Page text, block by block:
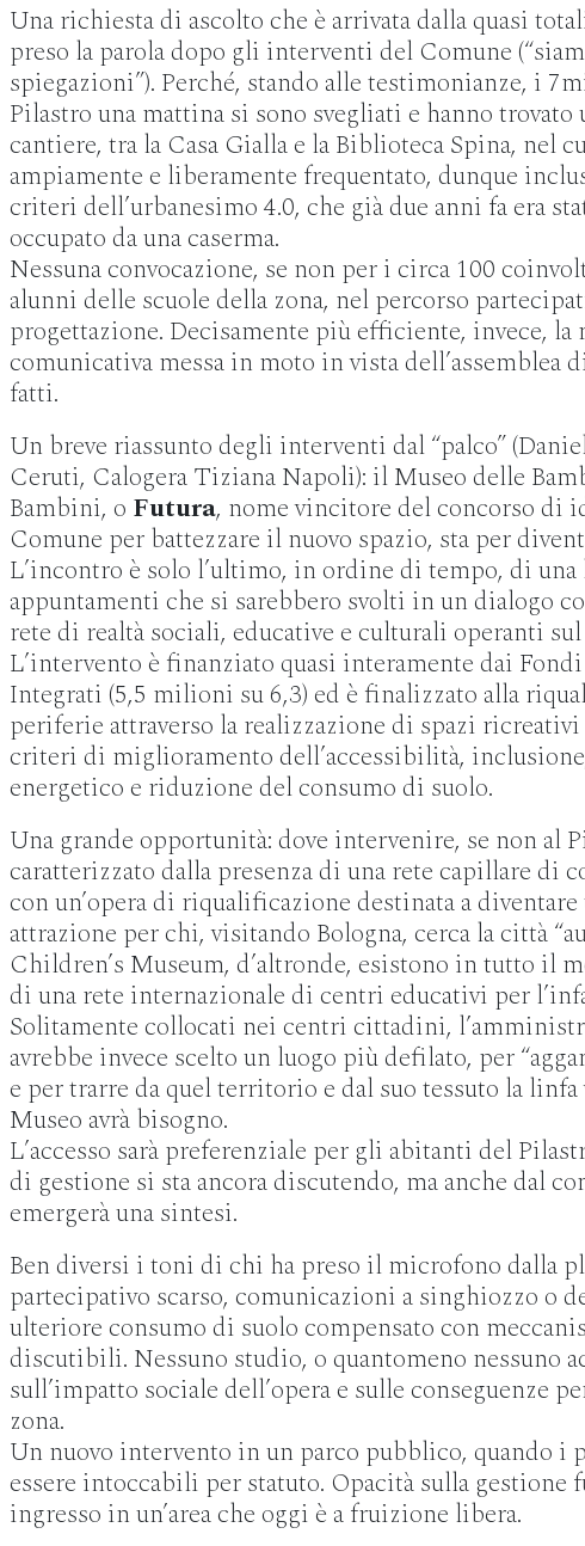
Una richiesta di ascolto che è arrivata dalla quasi
preso la parola dopo gli interventi del Comune
spiegazioni”). Perché, stando alle testimonianze, i
Pilastro una mattina si sono svegliati e hanno trovato
cantiere, tra la Casa Gialla e la Biblioteca Spina, nel
ampiamente e liberamente frequentato, dunque
criteri dell’urbanesimo 4.0, che già due anni fa era
occupato da una caserma.
Nessuna convocazione, se non per i circa 100
alunni delle scuole della zona, nel percorso
progettazione. Decisamente più efficiente, invece, la
comunicativa messa in moto in vista dell’assemblea
fatti.
Un breve riassunto degli interventi dal “palco”
Ceruti, Calogera Tiziana Napoli): il Museo delle
Bambini, o Futura, nome vincitore del concorso di
Comune per battezzare il nuovo spazio, sta per
L’incontro è solo l’ultimo, in ordine di tempo, di
appuntamenti che si sarebbero svolti in un dialogo
rete di realtà sociali, educative e culturali operanti
L’intervento è finanziato quasi interamente dai
Integrati (5,5 milioni su 6,3) ed è finalizzato alla
periferie attraverso la realizzazione di spazi
criteri di miglioramento dell’accessibilità,
energetico e riduzione del consumo di suolo.
Una grande opportunità: dove intervenire, se non al
caratterizzato dalla presenza di una rete capillare di
con un’opera di riqualificazione destinata a
attrazione per chi, visitando Bologna, cerca la città
Children’s Museum, d’altronde, esistono in tutto il
di una rete internazionale di centri educativi per
Solitamente collocati nei centri cittadini,
avrebbe invece scelto un luogo più defilato, per
e per trarre da quel territorio e dal suo tessuto la
Museo avrà bisogno.
L’accesso sarà preferenziale per gli abitanti del
di gestione si sta ancora discutendo, ma anche dal
emergerà una sintesi.
Ben diversi i toni di chi ha preso il microfono dalla
partecipativo scarso, comunicazioni a singhiozzo o
ulteriore consumo di suolo compensato con
discutibili. Nessuno studio, o quantomeno nessuno
sull’impatto sociale dell’opera e sulle conseguenze
zona.
Un nuovo intervento in un parco pubblico, quando i
essere intoccabili per statuto. Opacità sulla gestione
ingresso in un’area che oggi è a fruizione libera.